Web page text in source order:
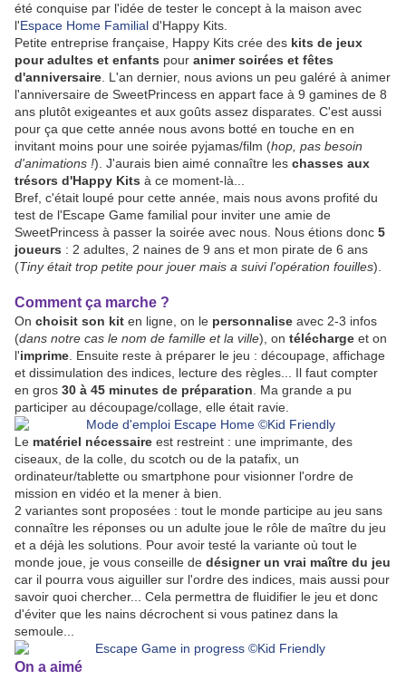
été conquise par l'idée de tester le concept à la maison avec
l'Espace Home Familial d'Happy Kits.
Petite entreprise française, Happy Kits crée des kits de jeux
pour adultes et enfants pour animer soirées et fêtes
d'anniversaire . L'an dernier, nous avions un peu galéré à animer
l'anniversaire de SweetPrincess en appart face à 9 gamines de 8
ans plutôt exigeantes et aux goûts assez disparates. C'est aussi
pour ça que cette année nous avons botté en touche en en
invitant moins pour une soirée pyjamas/film (hop, pas besoin
d'animations !). J'aurais bien aimé connaître les chasses aux
trésors d'Happy Kits à ce moment-là...
Bref, c'était loupé pour cette année, mais nous avons profité du
test de l'Escape Game familial pour inviter une amie de
SweetPrincess à passer la soirée avec nous. Nous étions donc 5
joueurs : 2 adultes, 2 naines de 9 ans et mon pirate de 6 ans
(Tiny était trop petite pour jouer mais a suivi l'opération fouilles).
Comment ça marche ?
On choisit son kit en ligne, on le personnalise avec 2-3 infos
(dans notre cas le nom de famille et la ville), on télécharge et on
l'imprime . Ensuite reste à préparer le jeu : découpage, affichage
et dissimulation des indices, lecture des règles... Il faut compter
en gros 30 à 45 minutes de préparation . Ma grande a pu
participer au découpage/collage, elle était ravie.
Le matériel nécessaire est restreint : une imprimante, des
ciseaux, de la colle, du scotch ou de la patafix, un
ordinateur/tablette ou smartphone pour visionner l'ordre de
mission en vidéo et la mener à bien.
2 variantes sont proposées : tout le monde participe au jeu sans
connaître les réponses ou un adulte joue le rôle de maître du jeu
et a déjà les solutions. Pour avoir testé la variante où tout le
monde joue, je vous conseille de désigner un vrai maître du jeu
car il pourra vous aiguiller sur l'ordre des indices, mais aussi pour
savoir quoi chercher... Cela permettra de fluidifier le jeu et donc
d'éviter que les nains décrochent si vous patinez dans la
semoule...
On a aimé